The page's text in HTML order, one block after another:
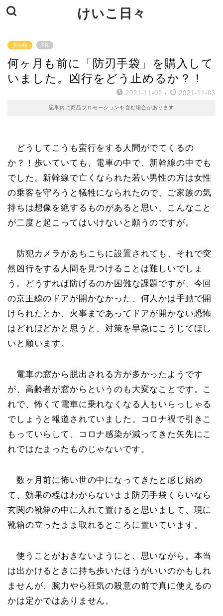
けいこ日々
未分類 PR
何ヶ月も前に「防刃手袋」を購入して
いました。凶行をどう止めるか？！
2021-11-02 / 2021-11-03
記事内に商品プロモーションを含む場合があります
どうしてこうも蛮行をする人間がでてくるの
か？！歩いていても、電車の中で、新幹線の中でも
でした。新幹線で亡くなられた若い男性の方は女性
の乗客を守ろうと犠牲になられたので、ご家族の気
持ちは想像を絶するものがあると思い、こんなこと
が二度と起こってはいけないと願うのですが。
防犯カメラがあちこちに設置されても、それで突
然凶行をする人間を見つけることは難しいでしょ
う。どうすれば防げるのか困難な課題ですが、今回
の京王線のドアが開かなかった、何人かは手動で開
けられたとか、火事まであってドアが開かない恐怖
はどれほどかと思うと、対策を早急にこうじてほし
いと願います。
電車の窓から脱出される方が多かったようです
が、高齢者が窓からというのも大変なことです。こ
れで、怖くて電車に乗れなくなる人もいらっしゃる
でしょうと報道されていました。コロナ禍で引きこ
もっていらして、コロナ感染が減ってきた矢先にこ
れではたまったものじゃないです。
数ヶ月前に怖い世の中になってきたと感じ始め
て、効果の程はわからないまま防刃手袋くらいなら
玄関の靴箱の中に入れて置けると思いまして、現に
靴箱の立ったまま取れるところに置いています。
使うことがおきないようにと、思いながら。本当
は出かけるときに持ち歩いたほうがいいのかもしれ
ませんが、腕力やら狂気の殺意の前で真に使えるの
かは定かではありません。